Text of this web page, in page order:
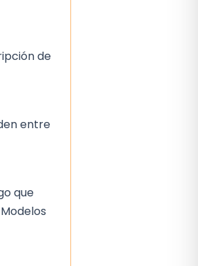
de
entre
que